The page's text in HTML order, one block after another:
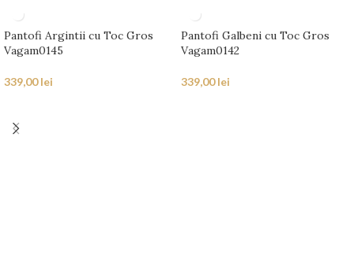
Pantofi Argintii cu Toc Gros
Vagam0145
339,00lei
Pantofi Galbeni cu Toc Gros
Vagam0142
339,00lei